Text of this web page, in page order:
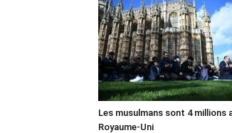
Les musulmans sont 4 millions
Royaume-Uni